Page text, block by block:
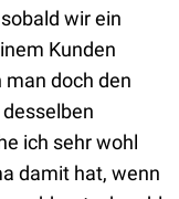
wir ein
Kunden
doch den
ich sehr wohl
damit hat, wenn